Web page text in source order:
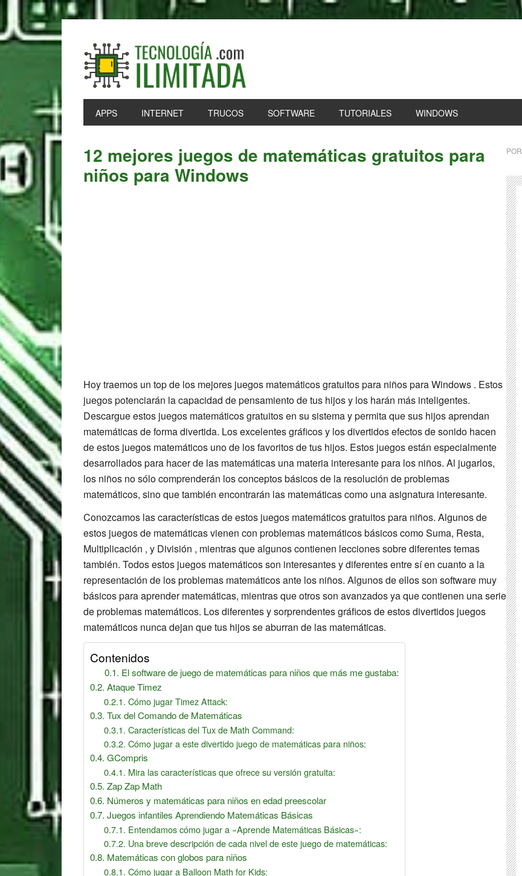
Skip
to
primary
Skip
to
main
Skip
to
primary
Skip
to
footer
APPS INTERNET TRUCOS SOFTWARE TUTORIALES WINDOWS
12 mejores juegos de matemáticas gratuitos para
niños para Windows
Hoy traemos un top de los mejores juegos matemáticos gratuitos para niños para Windows . Estos
juegos potenciarán la capacidad de pensamiento de tus hijos y los harán más inteligentes.
Descargue estos juegos matemáticos gratuitos en su sistema y permita que sus hijos aprendan
matemáticas de forma divertida. Los excelentes gráficos y los divertidos efectos de sonido hacen
de estos juegos matemáticos uno de los favoritos de tus hijos. Estos juegos están especialmente
desarrollados para hacer de las matemáticas una materia interesante para los niños. Al jugarlos,
los niños no sólo comprenderán los conceptos básicos de la resolución de problemas
matemáticos, sino que también encontrarán las matemáticas como una asignatura interesante.
Conozcamos las características de estos juegos matemáticos gratuitos para niños. Algunos de
estos juegos de matemáticas vienen con problemas matemáticos básicos como Suma, Resta,
Multiplicación , y División , mientras que algunos contienen lecciones sobre diferentes temas
también. Todos estos juegos matemáticos son interesantes y diferentes entre sí en cuanto a la
representación de los problemas matemáticos ante los niños. Algunos de ellos son software muy
básicos para aprender matemáticas, mientras que otros son avanzados ya que contienen una serie
de problemas matemáticos. Los diferentes y sorprendentes gráficos de estos divertidos juegos
matemáticos nunca dejan que tus hijos se aburran de las matemáticas.
Contenidos
El software de juego de matemáticas para niños que más me gustaba:
Ataque Timez
Cómo jugar Timez Attack:
Tux del Comando de Matemáticas
Características del Tux de Math Command:
Cómo jugar a este divertido juego de matemáticas para niños:
GCompris
Mira las características que ofrece su versión gratuita:
Zap Zap Math
Números y matemáticas para niños en edad preescolar
Juegos infantiles Aprendiendo Matemáticas Básicas
Entendamos cómo jugar a «Aprende Matemáticas Básicas»:
Una breve descripción de cada nivel de este juego de matemáticas:
Matemáticas con globos para niños
Cómo jugar a Balloon Math for Kids:
POR